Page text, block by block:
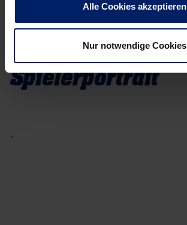
Alle Cookies akzeptieren
Nur notwendige Cookies
Spielerportrait
,